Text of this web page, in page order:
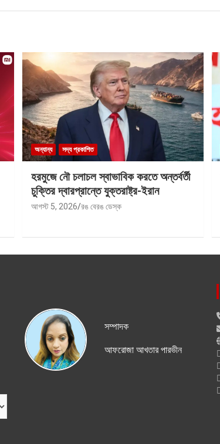
অন্যান্য সদ্য প্রকাশিত
হরমুজে নৌ চলাচল স্বাভাবিক করতে অন্তর্বর্তী
চুক্তির দ্বারপ্রান্তে যুক্তরাষ্ট্র-ইরান
আগস্ট 5, 2026 রঙ বেরঙ ডেস্ক
সম্পাদক
আফরোজা আখতার পারভীন